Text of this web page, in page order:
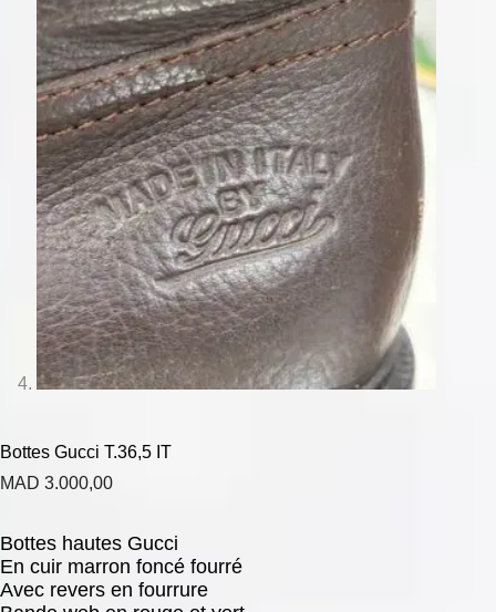
Bottes Gucci T.36,5 IT
MAD 3.000,00
Bottes hautes Gucci
En cuir marron foncé fourré
Avec revers en fourrure